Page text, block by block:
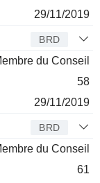
29/11/2019
BRD
du Conseil
58
29/11/2019
BRD
du Conseil
61